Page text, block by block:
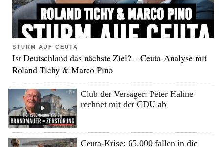
STURM AUF CEUTA
Ist Deutschland das nächste Ziel? – Ceuta-Analyse mit
Roland Tichy & Marco Pino
Club der Versager: Peter Hahne
rechnet mit der CDU ab
Ceuta-Krise: 65.000 fallen in die